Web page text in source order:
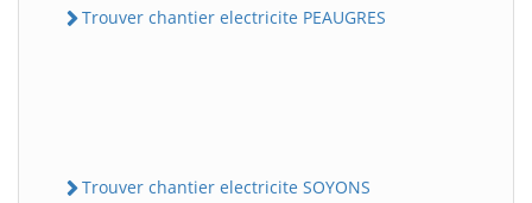
Trouver chantier electricite PEAUGRES
Trouver chantier electricite SOYONS